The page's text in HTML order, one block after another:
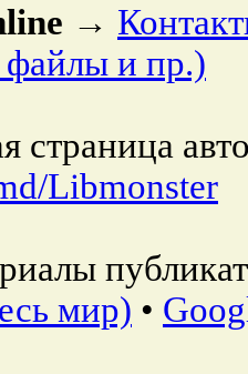
→
файлы и пр.)
страница
Libmonster
мир) •